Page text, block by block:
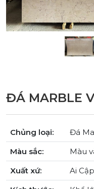
ĐÁ MARBLE
Chủng loại:
Đá
Màu sắc:
Màu
Xuất xứ:
Ai Cập